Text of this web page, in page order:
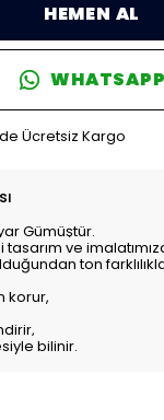
HEMEN AL
WHATSAPP
Ücretsiz Kargo
Gümüştür.
ve
ton
korur,
bilinir.